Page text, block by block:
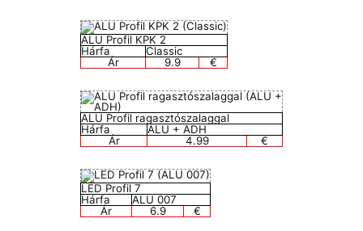
ALU Profil KPK 2
Hárfa
Classic
Ár
9.9 €
ALU Profil ragasztószalaggal
Hárfa
ALU + ADH
Ár
4.99 €
LED Profil 7
Hárfa
ALU 007
Ár
6.9 €